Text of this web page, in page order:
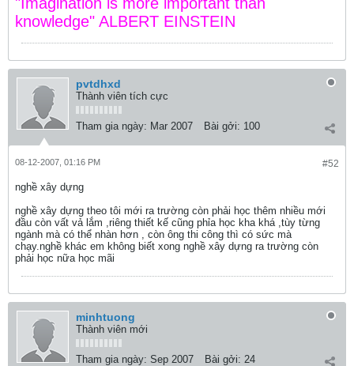
knowledge" ALBERT EINSTEIN
pvtdhxd
Thành viên tích cực
Tham gia ngày: Mar 2007 Bài gởi: 100
#52
08-12-2007, 01:16 PM
nghề xây dựng
nghề xây dựng theo tôi mới ra trường còn phải học thêm nhiều mới
đầu còn vất vả lắm ,riêng thiết kế cũng phỉa học kha khá ,tùy từng
ngành mà có thể nhàn hơn , còn ông thi công thì có sức mà
chạy.nghề khác em không biết xong nghề xây dựng ra trường còn
phải học nữa học mãi
minhtuong
Thành viên mới
Tham gia ngày: Sep 2007 Bài gởi: 24